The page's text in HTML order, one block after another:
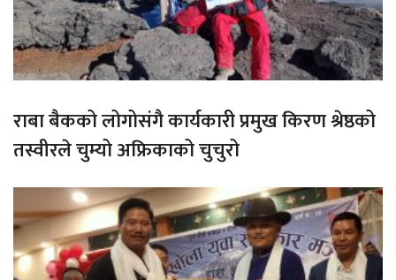
राबा बैकको लोगोसंगै कार्यकारी प्रमुख किरण श्रेष्ठको
तस्वीरले चुम्यो अफ्रिकाको चुचुरो